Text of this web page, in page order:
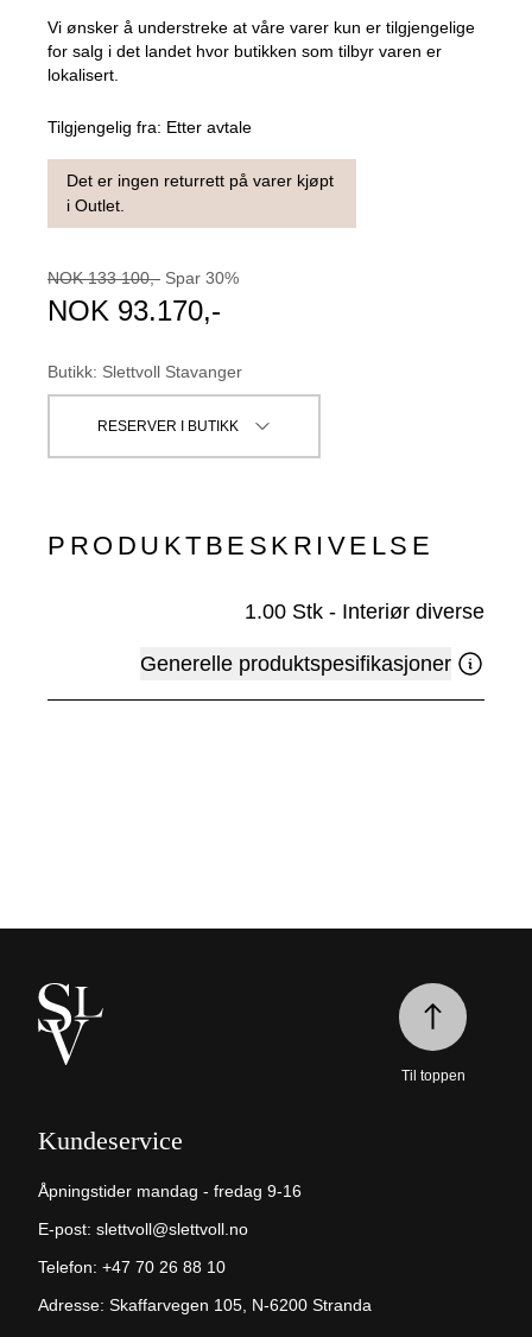
Vi ønsker å understreke at våre varer kun er tilgjengelige
for salg i det landet hvor butikken som tilbyr varen er
lokalisert.
Tilgjengelig fra: Etter avtale
Det er ingen returrett på varer kjøpt
i Outlet.
NOK 133 100,- Spar 30%
NOK 93.170,-
Butikk: Slettvoll Stavanger
RESERVER I BUTIKK
PRODUKTBESKRIVELSE
1.00 Stk - Interiør diverse
Generelle produktspesifikasjoner
Kundeservice
Åpningstider mandag - fredag 9-16
E-post: slettvoll@slettvoll.no
Telefon: +47 70 26 88 10
Adresse: Skaffarvegen 105, N-6200 Stranda
Til toppen